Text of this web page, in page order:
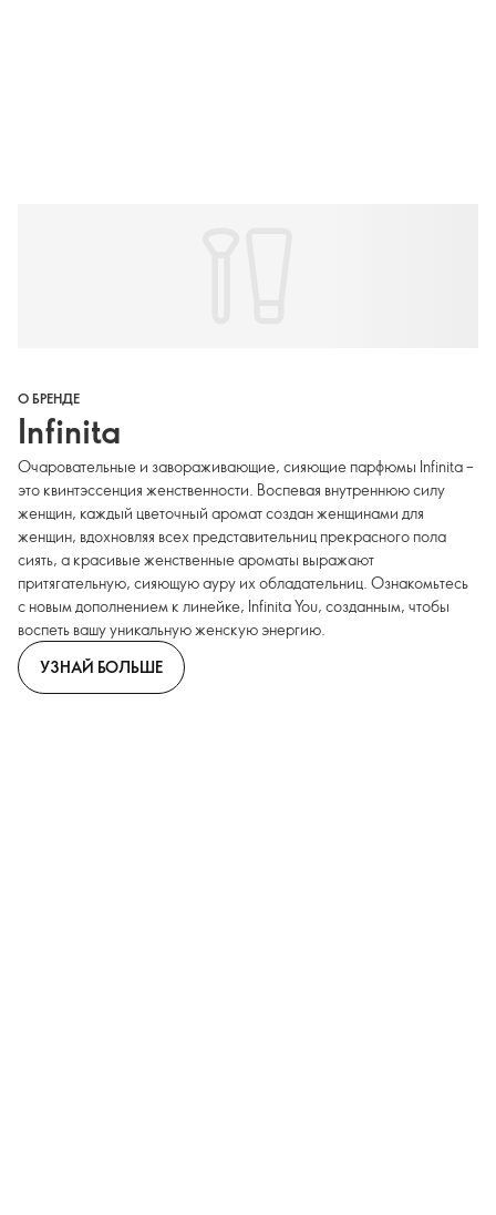
О БРЕНДЕ
Infinita
Очаровательные и завораживающие, сияющие парфюмы Infinita –
это квинтэссенция женственности. Воспевая внутреннюю силу
женщин, каждый цветочный аромат создан женщинами для
женщин, вдохновляя всех представительниц прекрасного пола
сиять, а красивые женственные ароматы выражают
притягательную, сияющую ауру их обладательниц. Ознакомьтесь
с новым дополнением к линейке, Infinita You, созданным, чтобы
воспеть вашу уникальную женскую энергию.
УЗНАЙ БОЛЬШЕ